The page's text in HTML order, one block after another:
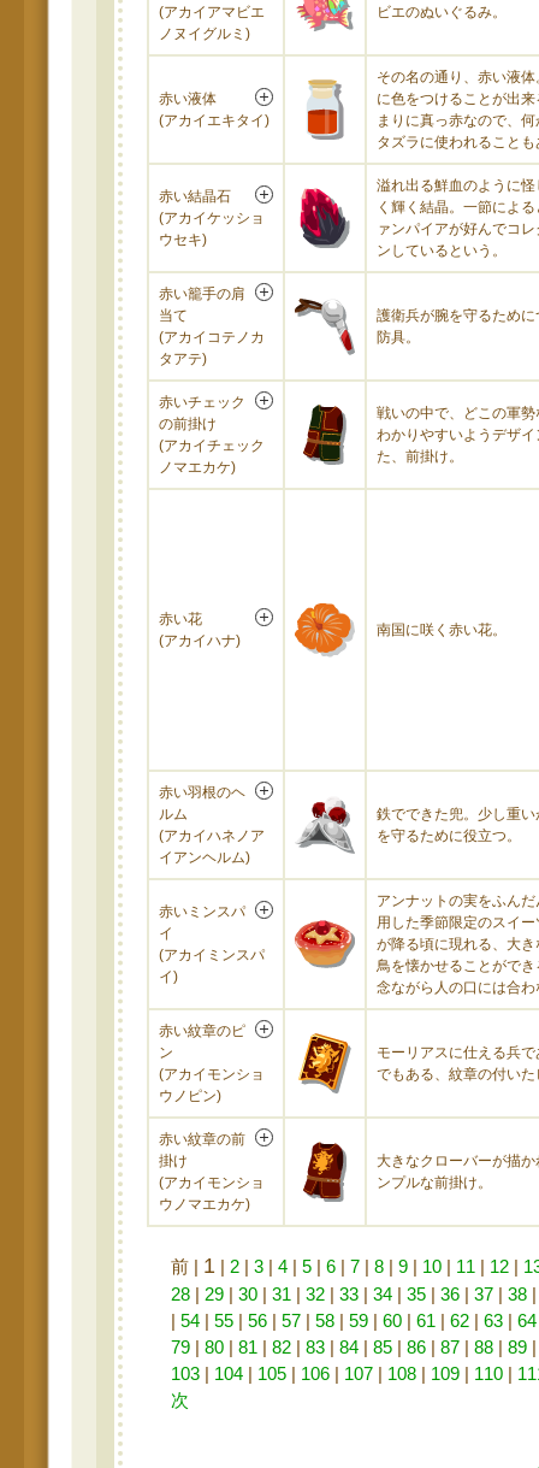
(アカイアマビエ
ノヌイグルミ)
ビエのぬいぐるみ。
赤い液体
(アカイエキタイ)
その名の通り、赤い液体
に色をつけることが出来
まりに真っ赤なので、
タズラに使われることも
赤い結晶石
(アカイケッショ
ウセキ)
溢れ出る鮮血のように怪
く輝く結晶。一節によ
ァンパイアが好んでコ
ンしているという。
赤い籠手の肩
当て
(アカイコテノカ
タアテ)
護衛兵が腕を守るために
防具。
赤いチェック
の前掛け
(アカイチェック
ノマエカケ)
戦いの中で、どこの軍勢
わかりやすいようデザイ
た、前掛け。
赤い花
(アカイハナ)
南国に咲く赤い花。
赤い羽根のヘ
ルム
(アカイハネノア
イアンヘルム)
鉄でできた兜。少し重い
を守るために役立つ。
赤いミンスパ
イ
(アカイミンスパ
イ)
アンナットの実をふんだ
用した季節限定のスイー
が降る頃に現れる、大き
鳥を懐かせることができ
念ながら人の口には合わ
赤い紋章のピ
ン
(アカイモンショ
ウノピン)
モーリアスに仕える兵で
でもある、紋章の付いた
赤い紋章の前
掛け
(アカイモンショ
ウノマエカケ)
大きなクローバーが描か
ンプルな前掛け。
前 | 1 2 3 4 5 6 7 8 9 10 11 12
28
29 30 31 32 33 34 35 36 37 38
54 55 56 57 58 59 60 61 62 63 64
79
80 81 82 83 84 85 86 87 88 89
103
104 105 106 107 108 109 110
次